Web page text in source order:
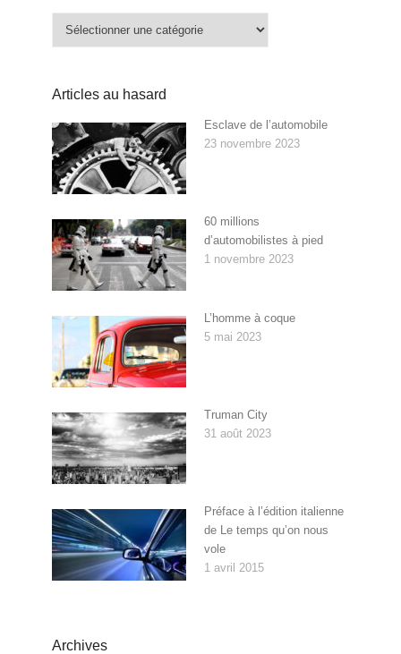
Articles au hasard
Esclave de l’automobile
23 novembre 2023
60 millions
d’automobilistes à pied
1 novembre 2023
L’homme à coque
5 mai 2023
Truman City
31 août 2023
Préface à l’édition italienne
de Le temps qu’on nous
vole
1 avril 2015
Archives